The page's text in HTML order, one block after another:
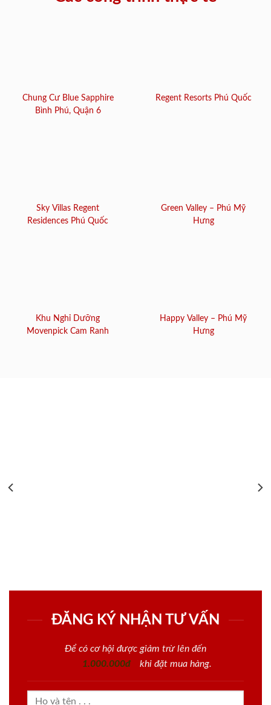
Chung Cư Blue Sapphire
Bình Phú, Quận 6
Regent Resorts Phú Quốc
Sky Villas Regent
Residences Phú Quốc
Green Valley – Phú Mỹ
Hưng
Khu Nghỉ Dưỡng
Movenpick Cam Ranh
Happy Valley – Phú Mỹ
Hưng
ĐĂNG KÝ NHẬN TƯ VẤN
Để có cơ hội được giảm trừ lên đến
1.000.000đ
khi đặt mua hàng.